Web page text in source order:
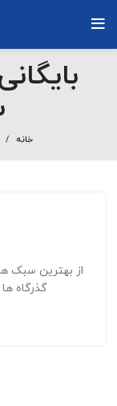
خانه
از بهترین سبک
گذرگاه